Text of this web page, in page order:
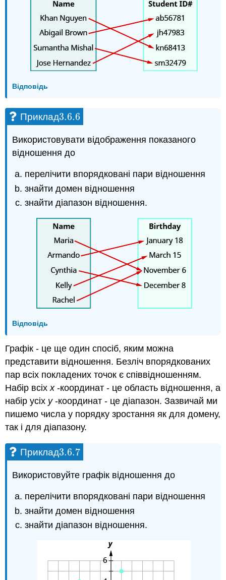
Відповідь
Приклад3.6.6
3.6.6
Використовувати відображення показаного
відношення до
перелічити впорядковані пари відношення
знайти домен відношення
знайти діапазон відношення.
Відповідь
Графік - це ще один спосіб, яким можна
представити відношення. Безліч впорядкованих
пар всіх покладених точок є співвідношенням.
Набір всіхx-координат - це область відношення, а
набір усіх y-координат - це діапазон. Зазвичай ми
пишемо числа у порядку зростання як для домену,
так і для діапазону.
Приклад3.6.7
3.6.7
Використовуйте графік відношення до
перелічити впорядковані пари відношення
знайти домен відношення
знайти діапазон відношення.